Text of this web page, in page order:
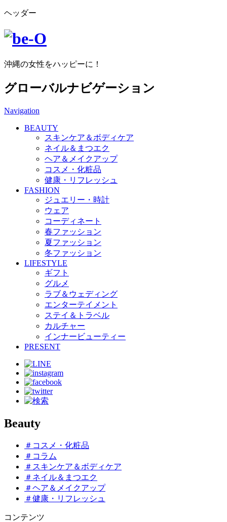
ヘッダー
沖縄の女性をハッピーに！
グローバルナビゲーション
Navigation
BEAUTY
スキンケア＆ボディケア
ネイル＆まつエク
ヘア＆メイクアップ
コスメ・化粧品
健康・リフレッシュ
FASHION
ジュエリー・時計
ウェア
コーディネート
春ファッション
夏ファッション
冬ファッション
LIFESTYLE
ギフト
グルメ
ラブ＆ウェディング
エンターテイメント
ステイ＆トラベル
カルチャー
インナービューティー
PRESENT
Beauty
＃コスメ・化粧品
＃コラム
＃スキンケア＆ボディケア
＃ネイル＆まつエク
＃ヘア＆メイクアップ
＃健康・リフレッシュ
コンテンツ